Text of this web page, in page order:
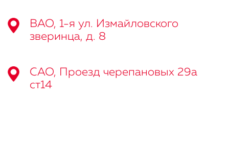
ВАО, 1-я ул. Измайловского
зверинца, д. 8
САО, Проезд черепановых 29а
ст14